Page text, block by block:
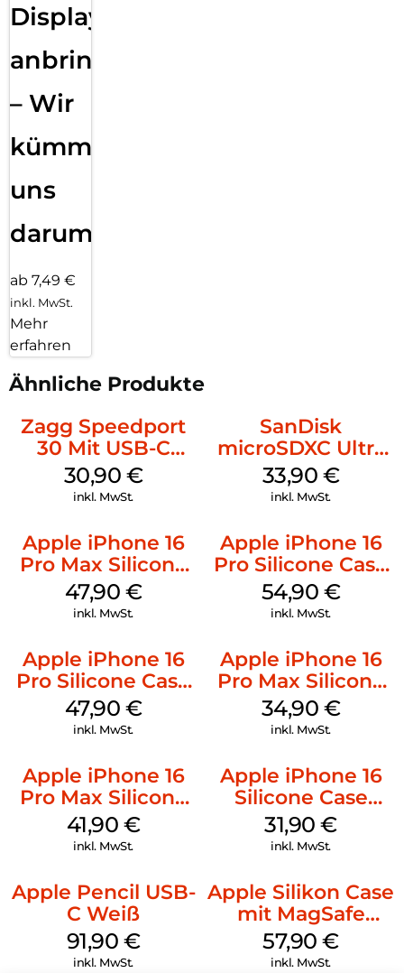
Displayfolie
anbringen
– Wir
kümmern
uns
darum!
ab 7,49 €
inkl. MwSt.
Mehr
erfahren
Ähnliche Produkte
Zagg Speedport
30 Mit USB-C
Kabel Weiß
30,90 €
inkl. MwSt.
SanDisk
microSDXC Ultra
128 GB + Adapter
Mobile
33,90 €
inkl. MwSt.
Apple iPhone 16
Pro Max Silicone
Case MagSafe
Black
47,90 €
inkl. MwSt.
Apple iPhone 16
Pro Silicone Case
MagSafe Black
54,90 €
inkl. MwSt.
Apple iPhone 16
Pro Silicone Case
MagSafe Denim
47,90 €
inkl. MwSt.
Apple iPhone 16
Pro Max Silicone
Case MagSafe
Denim
34,90 €
inkl. MwSt.
Apple iPhone 16
Pro Max Silicone
Case MagSafe
Ultramarine
41,90 €
inkl. MwSt.
Apple iPhone 16
Silicone Case
MagSafe Fuchsia
31,90€
inkl. MwSt.
Apple Pencil USB-
C Weiß
91,90 €
inkl. MwSt.
Apple Silikon Case
mit MagSafe
iPhone 14 Pro
(PRODUCT)RED
57,90€
inkl. MwSt.